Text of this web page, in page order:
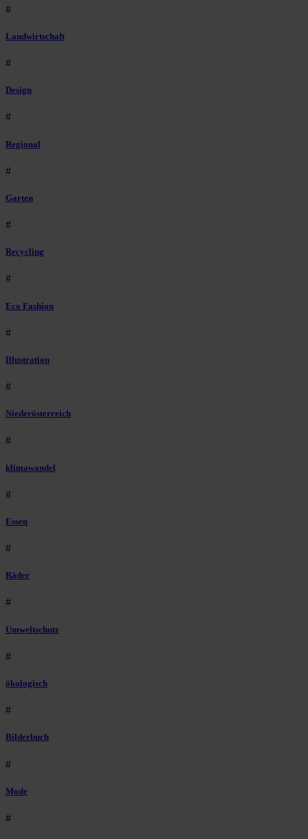
#
Landwirtschaft
#
Design
#
Regional
#
Garten
#
Recycling
#
Eco Fashion
#
Illustration
#
Niederösterreich
#
klimawandel
#
Essen
#
Räder
#
Umweltschutz
#
ökologisch
#
Bilderbuch
#
Mode
#